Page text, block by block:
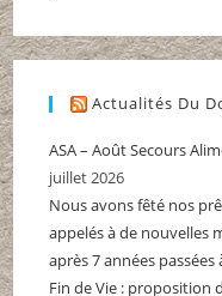
Actualités Du
ASA – Août Secours
juillet 2026
Nous avons fêté nos
appelés à de nouvelles
après 7 années passées
Fin de Vie : proposition